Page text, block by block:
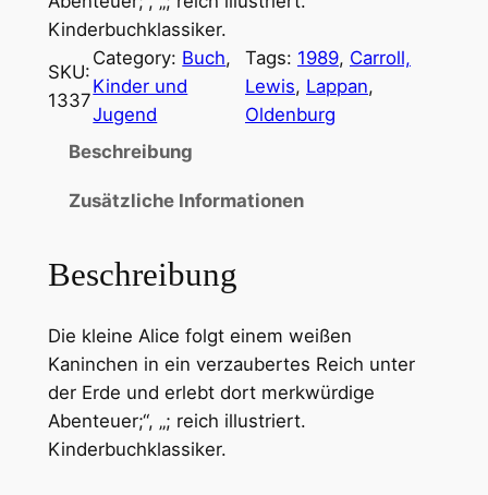
Kinderbuchklassiker.
SKU:
1337
Category: Buch
Kinder und
Jugend
Tags: 1989, Carroll,
Lewis, Lappan
Oldenburg
Beschreibung
Zusätzliche Informationen
Beschreibung
Die kleine Alice folgt einem weißen
Kaninchen in ein verzaubertes Reich unter
der Erde und erlebt dort merkwürdige
Abenteuer;“, „; reich illustriert.
Kinderbuchklassiker.